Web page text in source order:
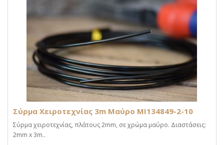
Σύρμα Χειροτεχνίας 3m Μαύρο MI134849-2-10
Σύρμα χειροτεχνίας, πλάτους 2mm, σε χρώμα μαύρο. Διαστάσεις:
2mm x 3m..